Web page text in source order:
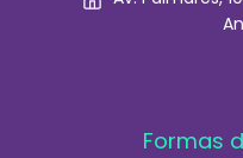
Formas